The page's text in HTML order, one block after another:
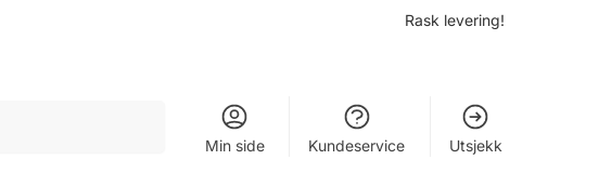
Rask levering!
Min side Kundeservice Utsjekk